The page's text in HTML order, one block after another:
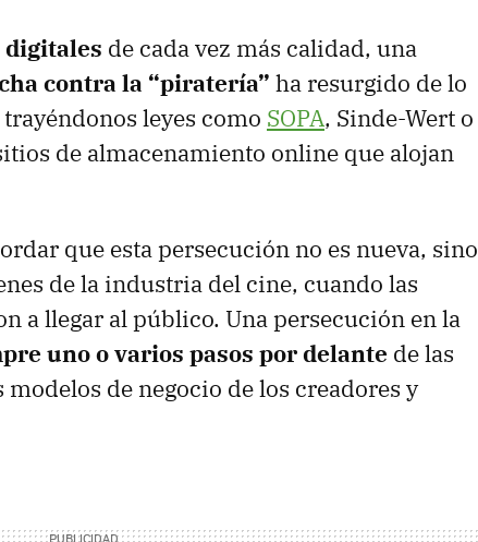
digitales de cada vez más calidad, una
contra la “piratería” ha resurgido de lo
leyes como SOPA, Sinde-Wert o
de almacenamiento online que alojan
que esta persecución no es nueva, sino
de la industria del cine, cuando las
a llegar al público. Una persecución en la
uno o varios pasos por delante de las
de negocio de los creadores y